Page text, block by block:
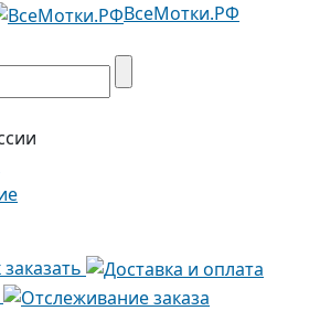
ВсеМотки.РФ
заказать